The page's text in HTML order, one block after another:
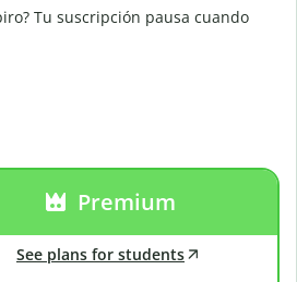
Premium
See plans for students
Tu suscripción pausa cuando